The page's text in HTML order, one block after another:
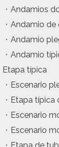
Precio
Precio
Precio
Precio
Andamio de
Andamio
Andamio
Etapa típica
Escenario
Etapa típica
Escenario
Escenario